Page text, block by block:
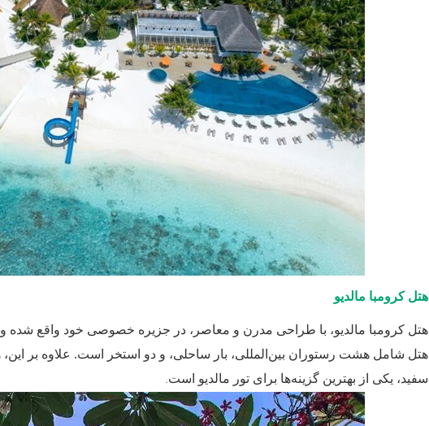
هتل کرومبا مالدیو
هتل شامل هشت رستوران بین‌المللی، بار ساحلی، و دو استخر است. علاوه بر این،
سفید، یکی از بهترین گزینه‌ها برای تور مالدیو است.